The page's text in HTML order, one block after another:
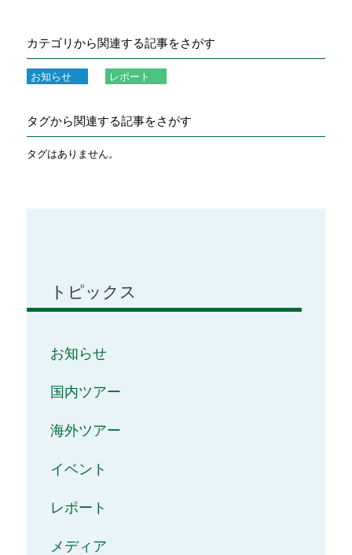
カテゴリから関連する記事をさがす
お知らせ レポート
タグから関連する記事をさがす
タグはありません。
トピックス
お知らせ
国内ツアー
海外ツアー
イベント
レポート
メディア